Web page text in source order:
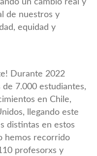
de nuestros y
equidad y
Durante 2022
7.000 estudiantes,
en Chile,
llegando este
distintas en estos
hemos recorrido
profesorxs y